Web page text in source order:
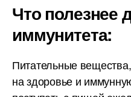
Что полезнее
иммунитета:
Питательные
на здоровье и